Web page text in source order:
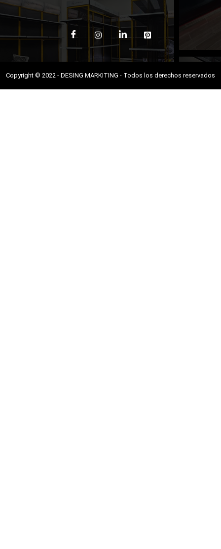
Copyright © 2022 - DESING MARKITING - Todos los derechos reservados